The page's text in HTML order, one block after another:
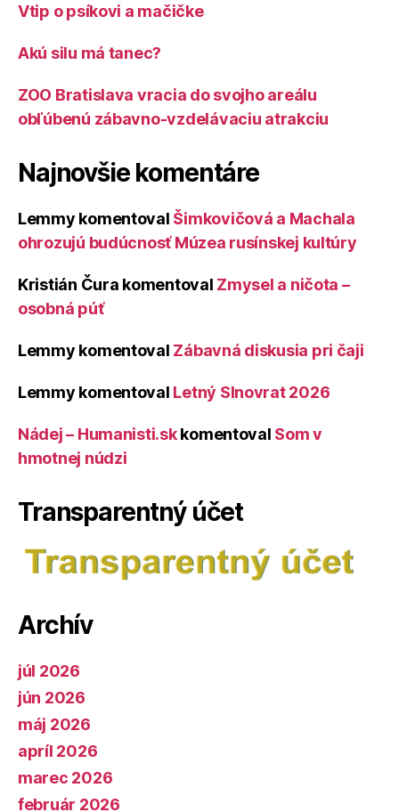
Vtip o psíkovi a mačičke
Akú silu má tanec?
ZOO Bratislava vracia do svojho areálu
obľúbenú zábavno-vzdelávaciu atrakciu
Najnovšie komentáre
Lemmy komentoval Šimkovičová a Machala
ohrozujú budúcnosť Múzea rusínskej kultúry
Kristián Čura komentoval Zmysel a ničota –
osobná púť
Lemmy komentoval Zábavná diskusia pri čaji
Lemmy komentoval Letný Slnovrat 2026
Nádej – Humanisti.skkomentoval Som v
hmotnej núdzi
Transparentný účet
Archív
júl 2026
jún 2026
máj 2026
apríl 2026
marec 2026
február 2026